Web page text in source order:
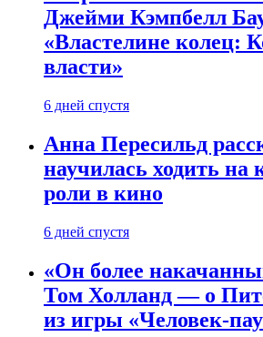
Джейми Кэмпбелл
«Властелине колец:
власти»
6 дней спустя
Анна Пересильд
научилась ходить на
роли в кино
6 дней спустя
«Он более
Том Холланд — о
из игры «Человек-